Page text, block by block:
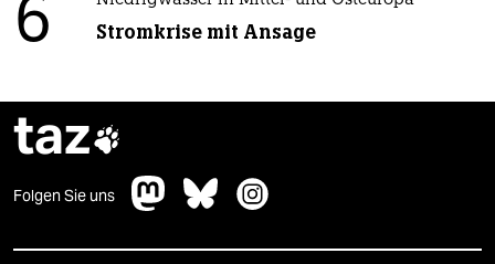
6 Stromkrise mit Ansage
taz
Folgen Sie uns